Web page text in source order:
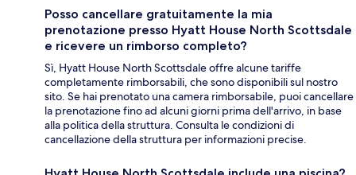
Posso cancellare gratuitamente la mia
prenotazione presso Hyatt House North Scottsdale
e ricevere un rimborso completo?
Sì, Hyatt House North Scottsdale offre alcune tariffe
completamente rimborsabili, che sono disponibili sul nostro
sito. Se hai prenotato una camera rimborsabile, puoi cancellare
la prenotazione fino ad alcuni giorni prima dell'arrivo, in base
alla politica della struttura. Consulta le condizioni di
cancellazione della struttura per informazioni precise.